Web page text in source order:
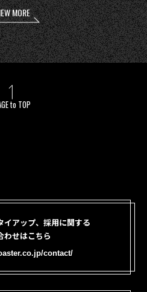
MORE
to TOP
イアップ、採用に関する
わせはこちら
contact/